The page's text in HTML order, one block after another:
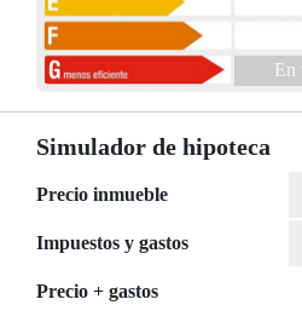
En
Simulador de hipoteca
Precio inmueble
Impuestos y gastos
Precio + gastos